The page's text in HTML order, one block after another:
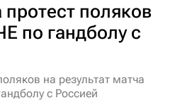
протест поляков
по гандболу с
на результат матча
с Россией